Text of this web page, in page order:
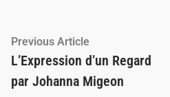
Navigation
de
l’article
Previous Article
article:
L’Expression d’un Regard
par Johanna Migeon